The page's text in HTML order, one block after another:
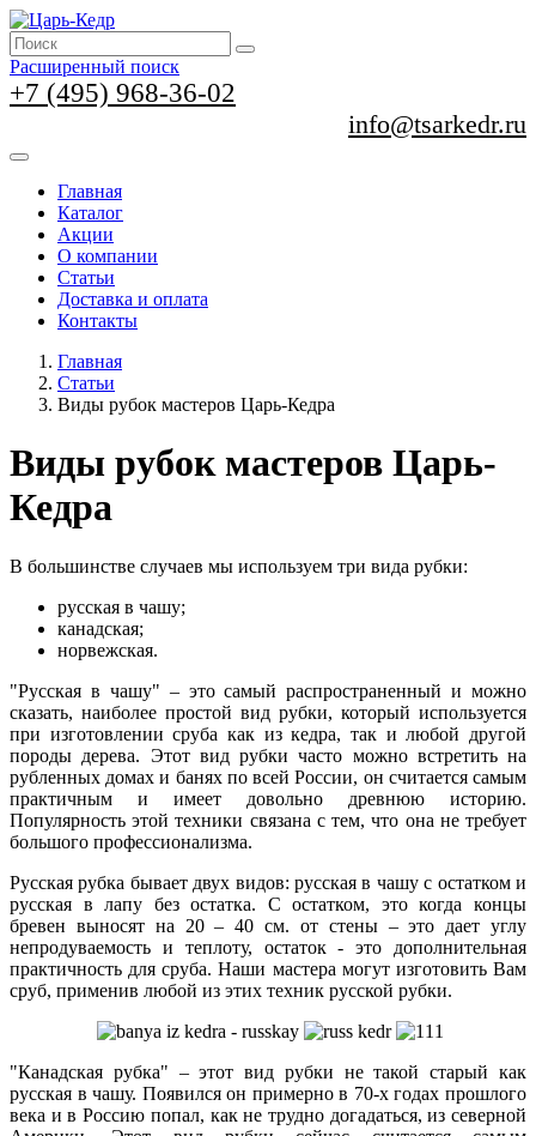
Расширенный поиск
+7 (495) 968-36-02
info@tsarkedr.ru
Главная
Каталог
Акции
О компании
Статьи
Доставка и оплата
Контакты
Главная
Статьи
Виды рубок мастеров Царь-Кедра
Виды рубок мастеров Царь-
Кедра
В большинстве случаев мы используем три вида рубки:
русская в чашу;
канадская;
норвежская.
"Русская в чашу" – это самый распространенный и можно
сказать, наиболее простой вид рубки, который используется
при изготовлении сруба как из кедра, так и любой другой
породы дерева. Этот вид рубки часто можно встретить на
рубленных домах и банях по всей России, он считается самым
практичным и имеет довольно древнюю историю.
Популярность этой техники связана с тем, что она не требует
большого профессионализма.
Русская рубка бывает двух видов: русская в чашу с остатком и
русская в лапу без остатка. С остатком, это когда концы
бревен выносят на 20 – 40 см. от стены – это дает углу
непродуваемость и теплоту, остаток - это дополнительная
практичность для сруба. Наши мастера могут изготовить Вам
сруб, применив любой из этих техник русской рубки.
"Канадская рубка" – этот вид рубки не такой старый как
русская в чашу. Появился он примерно в 70-х годах прошлого
века и в Россию попал, как не трудно догадаться, из северной